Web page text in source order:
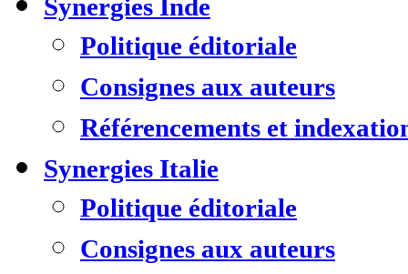
Synergies Inde
Politique éditoriale
Consignes aux auteurs
Référencements et
Synergies Italie
Politique éditoriale
Consignes aux auteurs